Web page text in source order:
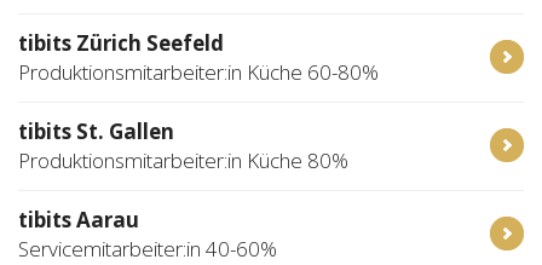
tibits Zürich Seefeld
Produktionsmitarbeiter:in Küche 60-80%
tibits St. Gallen
Produktionsmitarbeiter:in Küche 80%
tibits Aarau
Servicemitarbeiter:in 40-60%